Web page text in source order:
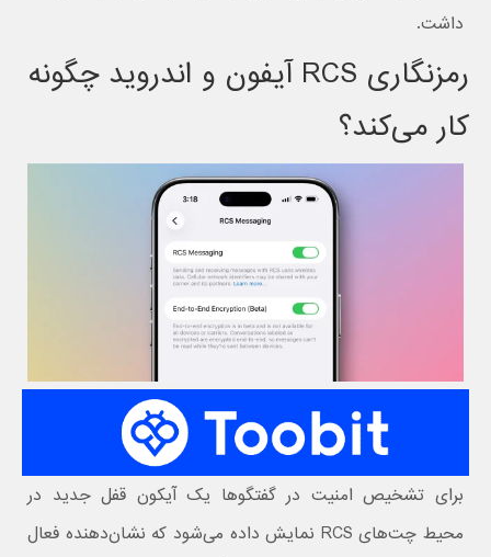
داشت.
رمزنگاری RCS آیفون و اندروید چگونه
کار می‌کند؟
برای تشخیص امنیت در گفتگوها یک آیکون قفل جدید در
محیط چت‌های RCS نمایش داده می‌شود که نشان‌دهنده فعال